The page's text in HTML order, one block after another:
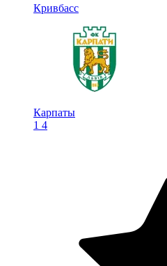
Кривбасс
Карпаты
1 4